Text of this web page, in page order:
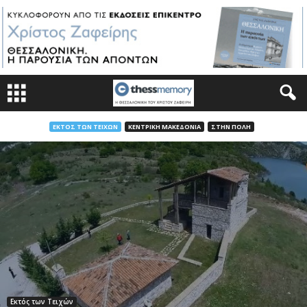
ΕΚΤΌΣ ΤΩΝ ΤΕΙΧΏΝ ΚΕΝΤΡΙΚΉ ΜΑΚΕΔΟΝΊΑ ΣΤΗΝ ΠΌΛΗ
Εκτός των Τειχών